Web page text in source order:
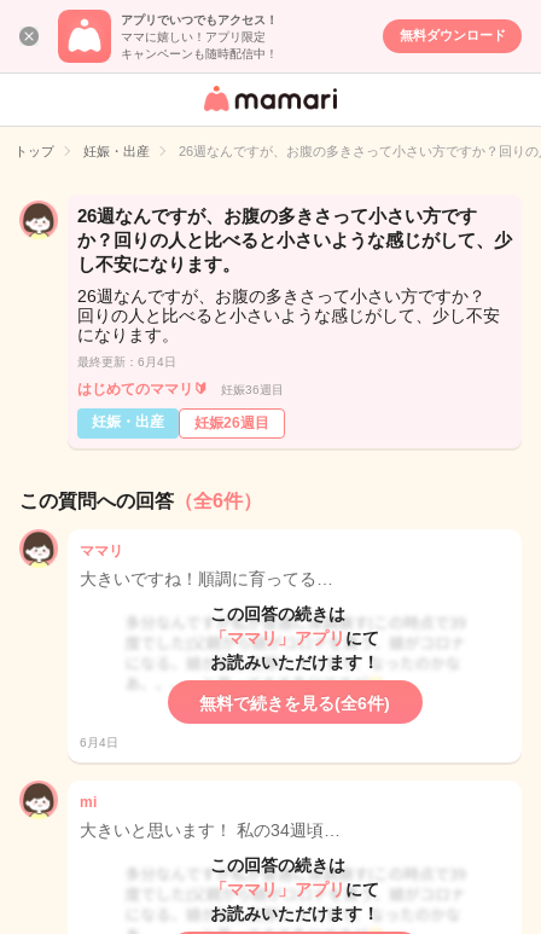
アプリでいつでもアクセス！
ママに嬉しい！アプリ限定
キャンペーンも随時配信中！
無料ダウンロード
女性専用匿名QA
イト
トップ 妊娠・出産 26週なんですが、お腹の多きさって小さい方ですか？回り
26週なんですが、お腹の多きさって小さい方です
か？回りの人と比べると小さいような感じがして、少
し不安になります。
26週なんですが、お腹の多きさって小さい方ですか？
回りの人と比べると小さいような感じがして、少し不安
になります。
最終更新：6月4日
はじめてのママリ🔰 妊娠36週目
妊娠・出産 妊娠26週目
この質問への回答 （全6件）
ママリ
大きいですね！順調に育ってる…
この回答の続きは
「ママリ」アプリ にて
お読みいただけます！
無料で続きを見る(全6件)
6月4日
mi
大きいと思います！ 私の34週頃…
この回答の続きは
「ママリ」アプリ にて
お読みいただけます！